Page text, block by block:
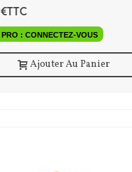
PRO : CONNECTEZ-VOUS
Ajouter Au Panier